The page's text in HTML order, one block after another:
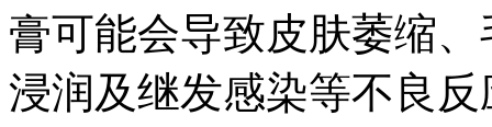
膏可能会导致皮肤萎缩
浸润及继发感染等不良